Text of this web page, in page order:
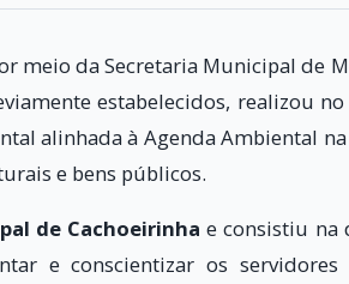
meio da Secretaria Municipal de
estabelecidos, realizou
alinhada à Agenda Ambiental
e bens públicos.
de Cachoeirinha e consistiu na
e conscientizar os servidores